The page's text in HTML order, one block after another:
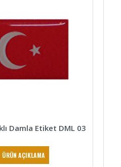
Damla Etiket DML 03
ÜRÜN AÇIKLAMA